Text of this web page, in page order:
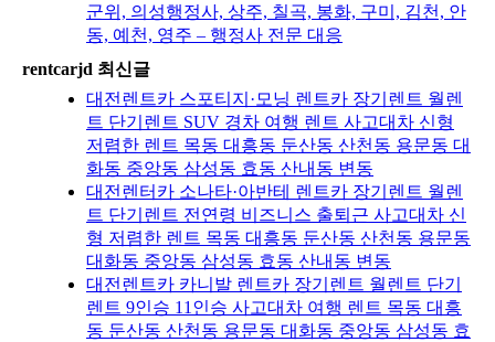
군위, 의성행정사, 상주, 칠곡, 봉화, 구미, 김천, 안
동, 예천, 영주 – 행정사 전문 대응
rentcarjd 최신글
대전렌트카 스포티지·모닝 렌트카 장기렌트 월렌
트 단기렌트 SUV 경차 여행 렌트 사고대차 신형
저렴한 렌트 목동 대흥동 둔산동 산천동 용문동 대
화동 중앙동 삼성동 효동 산내동 변동
대전렌터카 소나타·아반테 렌트카 장기렌트 월렌
트 단기렌트 전연령 비즈니스 출퇴근 사고대차 신
형 저렴한 렌트 목동 대흥동 둔산동 산천동 용문동
대화동 중앙동 삼성동 효동 산내동 변동
대전렌트카 카니발 렌트카 장기렌트 월렌트 단기
렌트 9인승 11인승 사고대차 여행 렌트 목동 대흥
동 둔산동 산천동 용문동 대화동 중앙동 삼성동 효